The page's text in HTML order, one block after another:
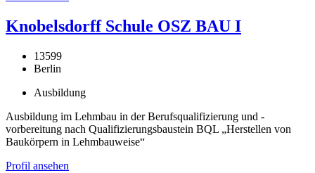
Knobelsdorff Schule OSZ BAU I
13599
Berlin
Ausbildung
Ausbildung im Lehmbau in der Berufsqualifizierung und -
vorbereitung nach Qualifizierungsbaustein BQL „Herstellen von
Baukörpern in Lehmbauweise“
Profil ansehen